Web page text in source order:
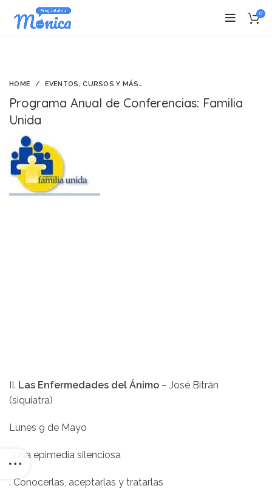
0
HOME EVENTOS, CURSOS Y MÁS…
Programa Anual de Conferencias: Familia
Unida
II. Las Enfermedades del Ánimo – José Bitrán
(siquiatra)
Lunes 9 de Mayo
. Una epimedia silenciosa
. Conocerlas, aceptarlas y tratarlas